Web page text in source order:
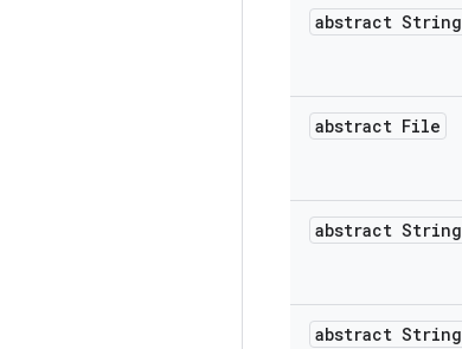
abstract String
abstract File
abstract String
abstract String